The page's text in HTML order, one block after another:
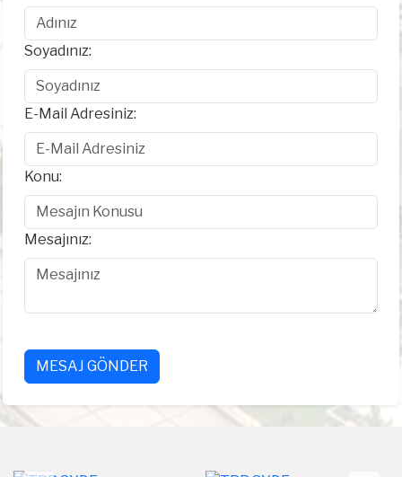
Soyadınız:
E-Mail Adresiniz:
Konu:
Mesajınız:
MESAJ GÖNDER